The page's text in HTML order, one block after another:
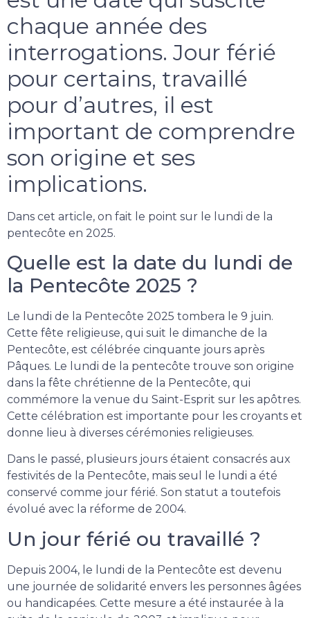
chaque année des
interrogations. Jour férié
pour certains, travaillé
pour d’autres, il est
important de comprendre
son origine et ses
implications.
Dans cet article, on fait le point sur le lundi de la
pentecôte en 2025.
Quelle est la date du lundi de
la Pentecôte 2025 ?
Le lundi de la Pentecôte 2025 tombera le 9 juin.
Cette fête religieuse, qui suit le dimanche de la
Pentecôte, est célébrée cinquante jours après
Pâques. Le lundi de la pentecôte trouve son origine
dans la fête chrétienne de la Pentecôte, qui
commémore la venue du Saint-Esprit sur les apôtres.
Cette célébration est importante pour les croyants et
donne lieu à diverses cérémonies religieuses.
Dans le passé, plusieurs jours étaient consacrés aux
festivités de la Pentecôte, mais seul le lundi a été
conservé comme jour férié. Son statut a toutefois
évolué avec la réforme de 2004.
Un jour férié ou travaillé ?
Depuis 2004, le lundi de la Pentecôte est devenu
une journée de solidarité envers les personnes âgées
ou handicapées. Cette mesure a été instaurée à la